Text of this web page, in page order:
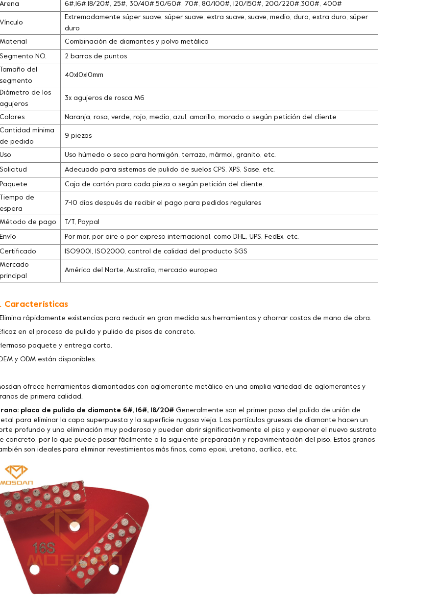
Arena 6#,16#,18/20#, 25#, 30/40#,50/60#, 70#, 80/100#, 120/150#, 200/220#,300#, 400#
Vínculo
Extremadamente súper suave, súper suave, extra suave, suave, medio, duro, extra duro, súper
duro
Material Combinación de diamantes y polvo metálico
Segmento NO. 2 barras de puntos
Tamaño del
segmento
40x10x10mm
Diámetro de los
agujeros
3x agujeros de rosca M6
Colores Naranja, rosa, verde, rojo, medio, azul, amarillo, morado o según petición del cliente
Cantidad mínima
de pedido
9 piezas
Uso Uso húmedo o seco para hormigón, terrazo, mármol, granito, etc.
Solicitud Adecuado para sistemas de pulido de suelos CPS, XPS, Sase, etc.
Paquete Caja de cartón para cada pieza o según petición del cliente.
Tiempo de
espera
7-10 días después de recibir el pago para pedidos regulares
Método de pago T/T, Paypal
Envío Por mar, por aire o por expreso internacional, como DHL, UPS, FedEx, etc.
Certificado ISO9001, ISO2000, control de calidad del producto SGS
Mercado
principal
América del Norte, Australia, mercado europeo
Características
rápidamente existencias para reducir en gran medida sus herramientas y ahorrar costos de mano de obra.
en el proceso de pulido y pulido de pisos de concreto.
paquete y entrega corta.
y ODM están disponibles.
ofrece herramientas diamantadas con aglomerante metálico en una amplia variedad de aglomerantes y
de primera calidad.
placa de pulido de diamante 6#, 16#, 18/20# Generalmente son el primer paso del pulido de unión de
para eliminar la capa superpuesta y la superficie rugosa vieja. Las partículas gruesas de diamante hacen un
profundo y una eliminación muy poderosa y pueden abrir significativamente el piso y exponer el nuevo sustrato
concreto, por lo que puede pasar fácilmente a la siguiente preparación y repavimentación del piso. Estos granos
son ideales para eliminar revestimientos más finos, como epoxi, uretano, acrílico, etc.